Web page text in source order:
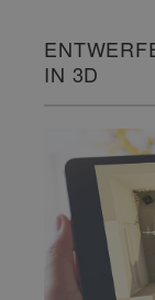
IN 3D